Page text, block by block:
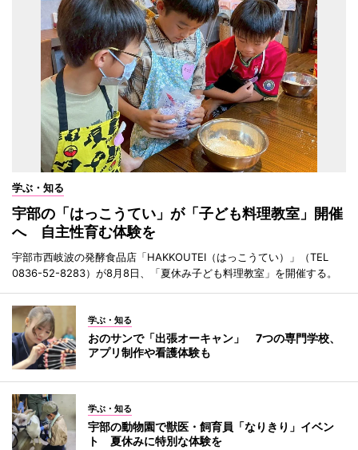
学ぶ・知る
宇部の「はっこうてい」が「子ども料理教室」開催
へ 自主性育む体験を
宇部市西岐波の発酵食品店「HAKKOUTEI（はっこうてい）」（TEL
0836-52-8283）が8月8日、「夏休み子ども料理教室」を開催する。
学ぶ・知る
おのサンで「出張オーキャン」 7つの専門学校、
アプリ制作や看護体験も
学ぶ・知る
宇部の動物園で獣医・飼育員「なりきり」イベン
ト 夏休みに特別な体験を